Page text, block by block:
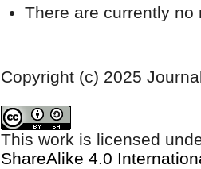
There are currently no
Copyright (c) 2025
This work is licensed
ShareAlike 4.0